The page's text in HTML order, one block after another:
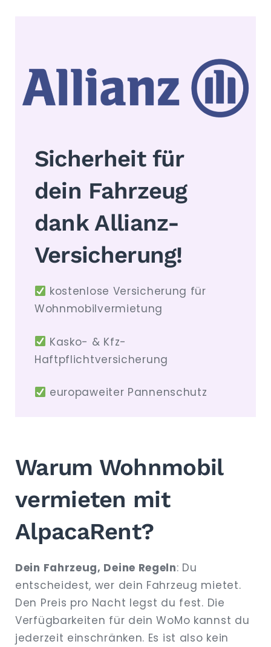
Sicherheit für
dein Fahrzeug
dank Allianz-
Versicherung!
kostenlose Versicherung für
Wohnmobilvermietung
Kasko- & Kfz-
Haftpflichtversicherung
europaweiter Pannenschutz
Warum Wohnmobil
vermieten mit
AlpacaRent?
Dein Fahrzeug, Deine Regeln: Du
entscheidest, wer dein Fahrzeug mietet.
Den Preis pro Nacht legst du fest. Die
Verfügbarkeiten für dein WoMo kannst du
jederzeit einschränken. Es ist also kein